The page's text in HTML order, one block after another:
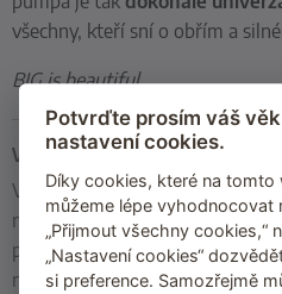
všechny, kteří sní o obřím a
BIG is beautiful...
Vakuová pumpa Mr. BIG od výrobce
Vyberte si z široké nabídky
našem eshopu. Kvalitní produkt
pořídilo již 946 zákazníků.
neváhejte nás kontaktovat v
Potvrďte prosím váš
nastavení cookies.
Díky cookies, které na tomto
můžeme lépe vyhodnocovat
„Přijmout všechny cookies,“
„Nastavení cookies“
si preference. Samozřejmě